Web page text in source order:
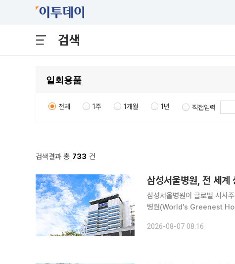
검색
전체 1주 1개월 1년 직접입력
검색결과 총 733 건
삼성서울병원, 전 세계
삼성서울병원이 글로벌 시사
병원(World’s Greenest
△친환경 성과 데이터 △전문
2026-08-07 08:16